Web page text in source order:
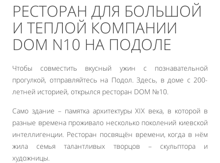
РЕСТОРАН ДЛЯ БОЛЬШОЙ
И ТЕПЛОЙ КОМПАНИИ
DOM N10 НА ПОДОЛЕ
Чтобы совместить вкусный ужин с познавательной
прогулкой, отправляйтесь на Подол. Здесь, в доме с 200-
летней историей, открылся ресторан DOM №10.
Само здание – памятка архитектуры XIX века, в которой в
разные времена проживало несколько поколений киевской
интеллигенции. Ресторан посвящён времени, когда в нём
жила семья талантливых творцов – скульптора и
художницы.